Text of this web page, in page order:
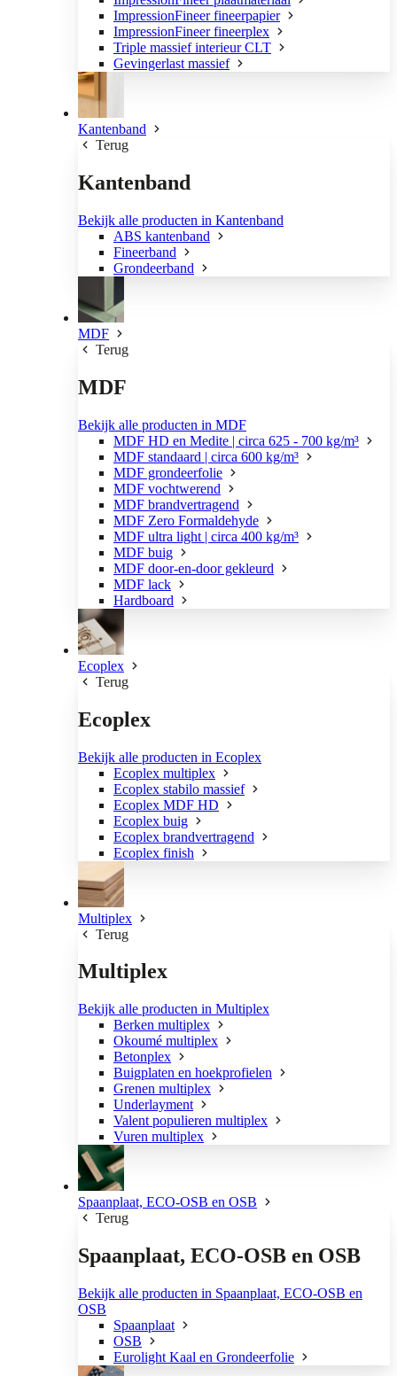
ImpressionFineer fineerpapier
ImpressionFineer fineerplex
Triple massief interieur CLT
Gevingerlast massief
Kantenband
Terug
Kantenband
Bekijk alle producten in Kantenband
ABS kantenband
Fineerband
Grondeerband
MDF
Terug
MDF
Bekijk alle producten in MDF
MDF HD en Medite | circa 625 - 700 kg/m³
MDF standaard | circa 600 kg/m³
MDF grondeerfolie
MDF vochtwerend
MDF brandvertragend
MDF Zero Formaldehyde
MDF ultra light | circa 400 kg/m³
MDF buig
MDF door-en-door gekleurd
MDF lack
Hardboard
Ecoplex
Terug
Ecoplex
Bekijk alle producten in Ecoplex
Ecoplex multiplex
Ecoplex stabilo massief
Ecoplex MDF HD
Ecoplex buig
Ecoplex brandvertragend
Ecoplex finish
Multiplex
Terug
Multiplex
Bekijk alle producten in Multiplex
Berken multiplex
Okoumé multiplex
Betonplex
Buigplaten en hoekprofielen
Grenen multiplex
Underlayment
Valent populieren multiplex
Vuren multiplex
Spaanplaat, ECO-OSB en OSB
Terug
Spaanplaat, ECO-OSB en OSB
Bekijk alle producten in Spaanplaat, ECO-OSB en
OSB
Spaanplaat
OSB
Eurolight Kaal en Grondeerfolie